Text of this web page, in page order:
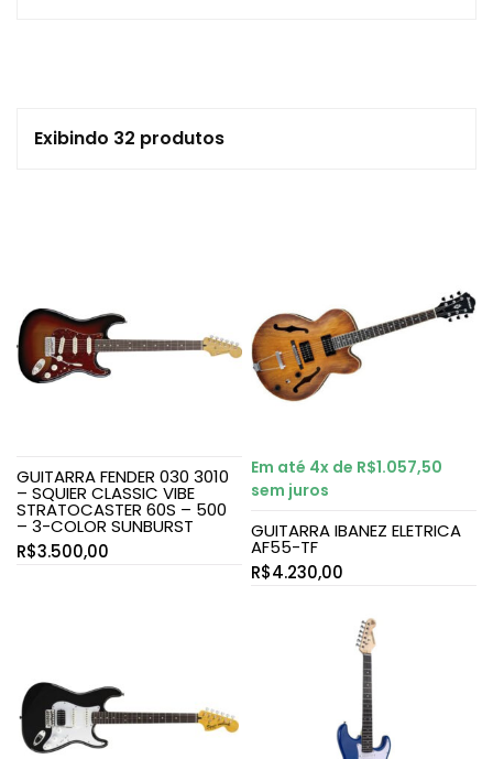
Exibindo 32 produtos
GUITARRA FENDER 030 3010
– SQUIER CLASSIC VIBE
STRATOCASTER 60S – 500
– 3-COLOR SUNBURST
R$3.500,00
Em até 4x de R$1.057,50
sem juros
GUITARRA IBANEZ ELETRICA
AF55-TF
R$4.230,00